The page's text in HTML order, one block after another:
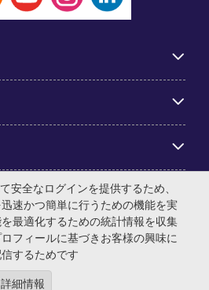
ターナショナル・ジャパン株式会
安全なログインを提供するため、
速かつ簡単に行うための機能を実
最適化するための統計情報を収集
フィールに基づきお客様の興味に
するためです
詳細情報